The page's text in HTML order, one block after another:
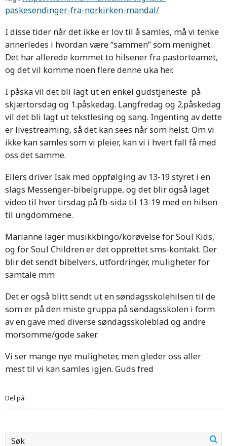
paskesendinger-fra-norkirken-mandal/
I disse tider når det ikke er lov til å samles, må vi tenke
annerledes i hvordan være “sammen” som menighet.
Det har allerede kommet to hilsener fra pastorteamet,
og det vil komme noen flere denne uka her.
I påska vil det bli lagt ut en enkel gudstjeneste på
skjærtorsdag og 1.påskedag. Langfredag og 2.påskedag
vil det bli lagt ut tekstlesing og sang. Ingenting av dette
er livestreaming, så det kan sees når som helst. Om vi
ikke kan samles som vi pleier, kan vi i hvert fall få med
oss det samme.
Ellers driver Isak med oppfølging av 13-19 styret i en
slags Messenger-bibelgruppe, og det blir også laget
video til hver tirsdag på fb-sida til 13-19 med en hilsen
til ungdommene.
Marianne lager musikkbingo/korøvelse for Soul Kids,
og for Soul Children er det opprettet sms-kontakt. Der
blir det sendt bibelvers, utfordringer, muligheter for
samtale mm
Det er også blitt sendt ut en søndagsskolehilsen til de
som er på den miste gruppa på søndagsskolen i form
av en gave med diverse søndagsskoleblad og andre
morsomme/gode saker.
Vi ser mange nye muligheter, men gleder oss aller
mest til vi kan samles igjen. Guds fred
Del på: